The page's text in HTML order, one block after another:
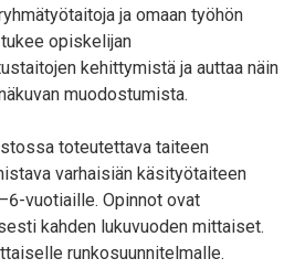
ja omaan työhön
opiskelijan
kehittymistä ja auttaa näin
muodostumista.
toteutettava taiteen
varhaisiän käsityötaiteen
vuotiaille. Opinnot ovat
kahden lukuvuoden mittaiset.
runkosuunnitelmalle.